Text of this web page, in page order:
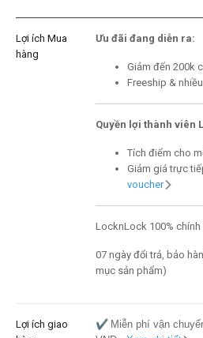
Lợi ích Mua
hàng
Ưu đãi đang diễn ra:
Giảm đến 200k
Freeship &
Quyền lợi thành viên
Tích điểm cho
Giảm giá trực
voucher
LocknLock 100% chính
07 ngày đổi trả, bảo
mục sản phẩm)
Lợi ích giao
✔️ Miễn phí vận